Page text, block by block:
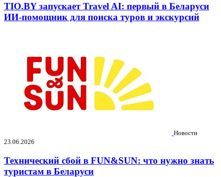
TIO.BY запускает Travel AI: первый в Беларуси
ИИ-помощник для поиска туров и экскурсий
Новости
23.06.2026
Технический сбой в FUN&SUN: что нужно знать
туристам в Беларуси